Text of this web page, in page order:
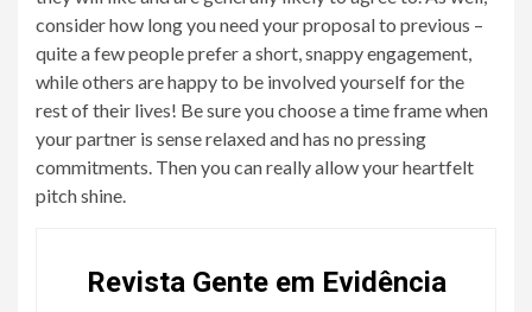
consider how long you need your proposal to previous –
quite a few people prefer a short, snappy engagement,
while others are happy to be involved yourself for the
rest of their lives! Be sure you choose a time frame when
your partner is sense relaxed and has no pressing
commitments. Then you can really allow your heartfelt
pitch shine.
Revista Gente em Evidência